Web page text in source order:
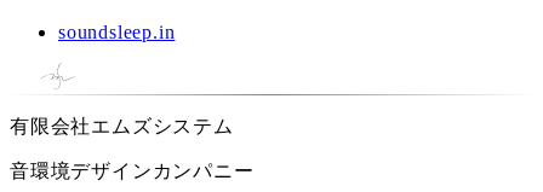
soundsleep.in
有限会社エムズシステム
音環境デザインカンパニー